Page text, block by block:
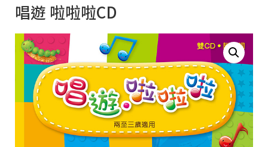
唱遊 啦啦啦CD